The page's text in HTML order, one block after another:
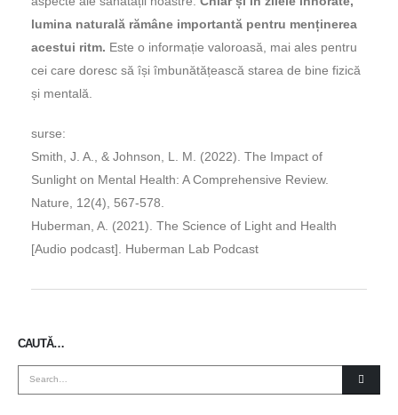
lumina naturală rămâne importantă pentru menținerea
acestui ritm. Este o informație valoroasă, mai ales pentru
cei care doresc să își îmbunătățească starea de bine fizică
și mentală.
surse:
Smith, J. A., & Johnson, L. M. (2022). The Impact of
Sunlight on Mental Health: A Comprehensive Review.
Nature, 12(4), 567-578.
Huberman, A. (2021). The Science of Light and Health
[Audio podcast]. Huberman Lab Podcast
CAUTĂ…